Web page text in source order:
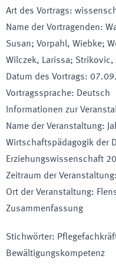
Art des Vortrags:
Name der Vortragenden:
Susan; Vorpahl, Wiebke;
Wilczek, Larissa;
Datum des Vortrags:
Vortragssprache: Deutsch
Informationen zur
Name der Veranstaltung:
Wirtschaftspädagogik der
Erziehungswissenschaft
Zeitraum der Veranstaltung:
Ort der Veranstaltung:
Zusammenfassung
Stichwörter:
Bewältigungskompetenz